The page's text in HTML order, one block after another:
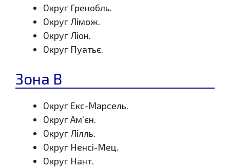
Округ Гренобль.
Округ Лімож.
Округ Ліон.
Округ Пуатьє.
Зона B
Округ Екс-Марсель.
Округ Ам’єн.
Округ Лілль.
Округ Ненсі-Мец.
Округ Нант.